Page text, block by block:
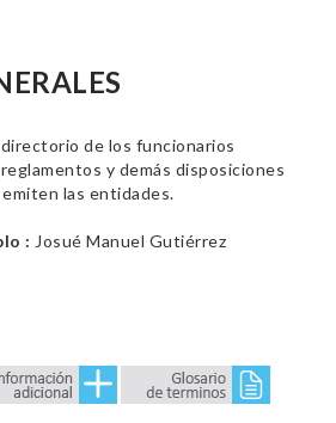
de los funcionarios
y demás disposiciones
las entidades.
: Josué Manuel Gutiérrez